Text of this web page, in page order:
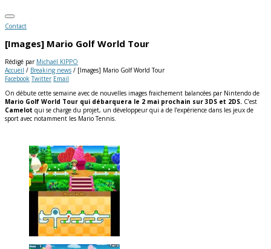
Contact
[Images] Mario Golf World Tour
Rédigé par Michaël KIPPO
Accueil / Breaking news / [Images] Mario Golf World Tour
Facebook Twitter Email
On débute cette semaine avec de nouvelles images fraichement balancées par Nintendo de
Mario Golf World Tour qui débarquera le 2 mai prochain sur 3DS et 2DS. C’est
Camelot qui se charge du projet, un développeur qui a de l’expérience dans les jeux de
sport avec notamment les Mario Tennis.